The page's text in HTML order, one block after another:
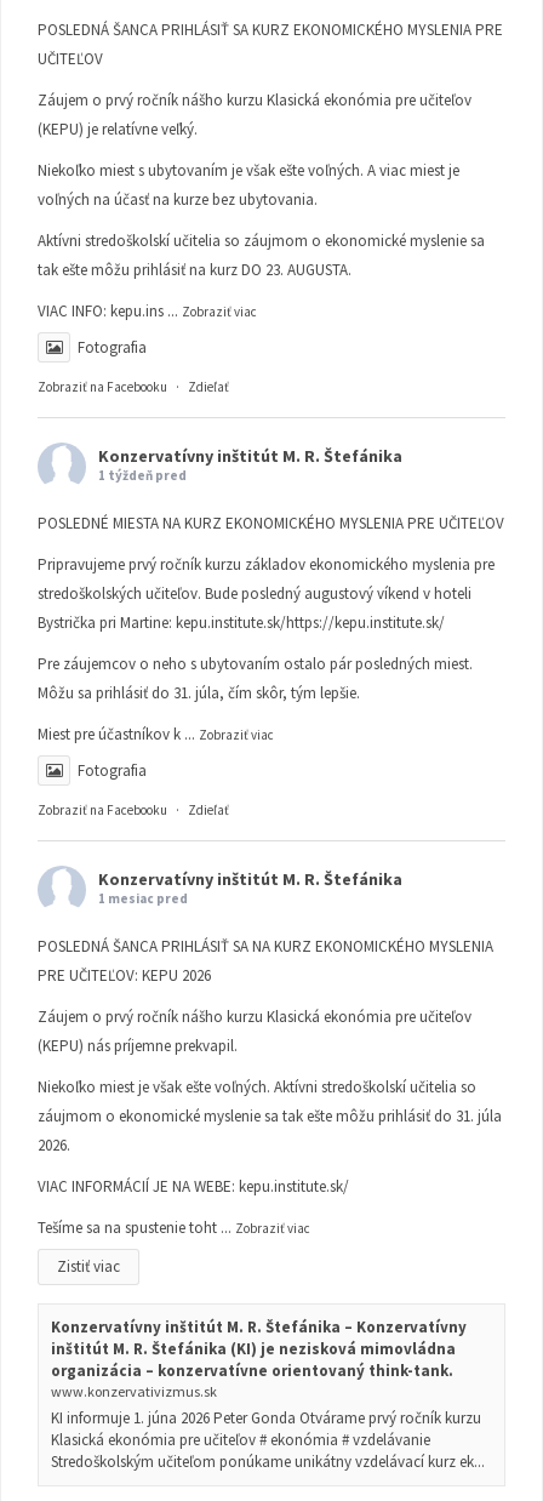
POSLEDNÁ ŠANCA PRIHLÁSIŤ SA KURZ EKONOMICKÉHO MYSLENIA PRE
UČITEĽOV
Záujem o prvý ročník nášho kurzu Klasická ekonómia pre učiteľov
(KEPU) je relatívne veľký.
Niekoľko miest s ubytovaním je však ešte voľných. A viac miest je
voľných na účasť na kurze bez ubytovania.
Aktívni stredoškolskí učitelia so záujmom o ekonomické myslenie sa
tak ešte môžu prihlásiť na kurz DO 23. AUGUSTA.
VIAC INFO: kepu.ins ... Zobraziť viac
Fotografia
Zobraziť na Facebooku · Zdieľať
Konzervatívny inštitút M. R. Štefánika
1 týždeň pred
POSLEDNÉ MIESTA NA KURZ EKONOMICKÉHO MYSLENIA PRE UČITEĽOV
Pripravujeme prvý ročník kurzu základov ekonomického myslenia pre
stredoškolských učiteľov. Bude posledný augustový víkend v hoteli
Bystrička pri Martine: kepu.institute.sk/https://kepu.institute.sk/
Pre záujemcov o neho s ubytovaním ostalo pár posledných miest.
Môžu sa prihlásiť do 31. júla, čím skôr, tým lepšie.
Miest pre účastníkov k ... Zobraziť viac
Fotografia
Zobraziť na Facebooku · Zdieľať
Konzervatívny inštitút M. R. Štefánika
1 mesiac pred
POSLEDNÁ ŠANCA PRIHLÁSIŤ SA NA KURZ EKONOMICKÉHO MYSLENIA
PRE UČITEĽOV: KEPU 2026
Záujem o prvý ročník nášho kurzu Klasická ekonómia pre učiteľov
(KEPU) nás príjemne prekvapil.
Niekoľko miest je však ešte voľných. Aktívni stredoškolskí učitelia so
záujmom o ekonomické myslenie sa tak ešte môžu prihlásiť do 31. júla
2026.
VIAC INFORMÁCIÍ JE NA WEBE: kepu.institute.sk/
Tešíme sa na spustenie toht ... Zobraziť viac
Zistiť viac
Konzervatívny inštitút M. R. Štefánika – Konzervatívny
inštitút M. R. Štefánika (KI) je nezisková mimovládna
organizácia – konzervatívne orientovaný think-tank.
www.konzervativizmus.sk
KI informuje 1. júna 2026 Peter Gonda Otvárame prvý ročník kurzu
Klasická ekonómia pre učiteľov # ekonómia # vzdelávanie
Stredoškolským učiteľom ponúkame unikátny vzdelávací kurz ek...